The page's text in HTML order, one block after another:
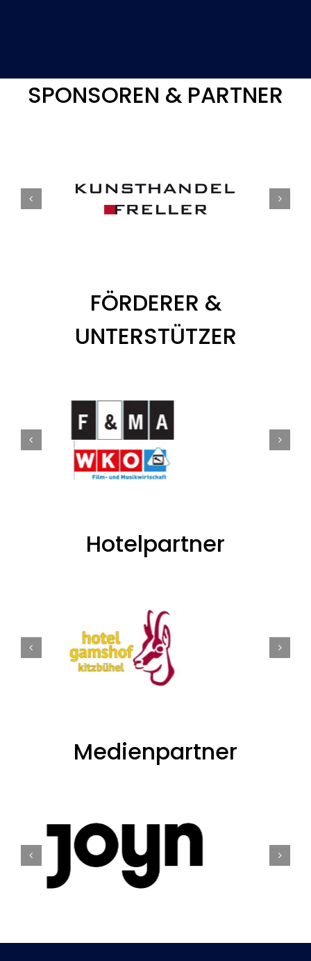
SPONSOREN & PARTNER
FÖRDERER &
UNTERSTÜTZER
Hotelpartner
Medienpartner